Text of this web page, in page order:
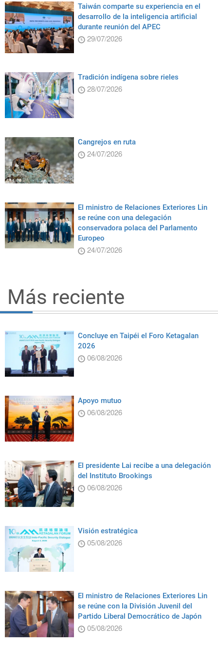
Taiwán comparte su experiencia en el
desarrollo de la inteligencia artificial
durante reunión del APEC
29/07/2026
Tradición indígena sobre rieles
28/07/2026
Cangrejos en ruta
24/07/2026
El ministro de Relaciones Exteriores Lin
se reúne con una delegación
conservadora polaca del Parlamento
Europeo
24/07/2026
Más reciente
Concluye en Taipéi el Foro Ketagalan
2026
06/08/2026
Apoyo mutuo
06/08/2026
El presidente Lai recibe a una delegación
del Instituto Brookings
06/08/2026
Visión estratégica
05/08/2026
El ministro de Relaciones Exteriores Lin
se reúne con la División Juvenil del
Partido Liberal Democrático de Japón
05/08/2026